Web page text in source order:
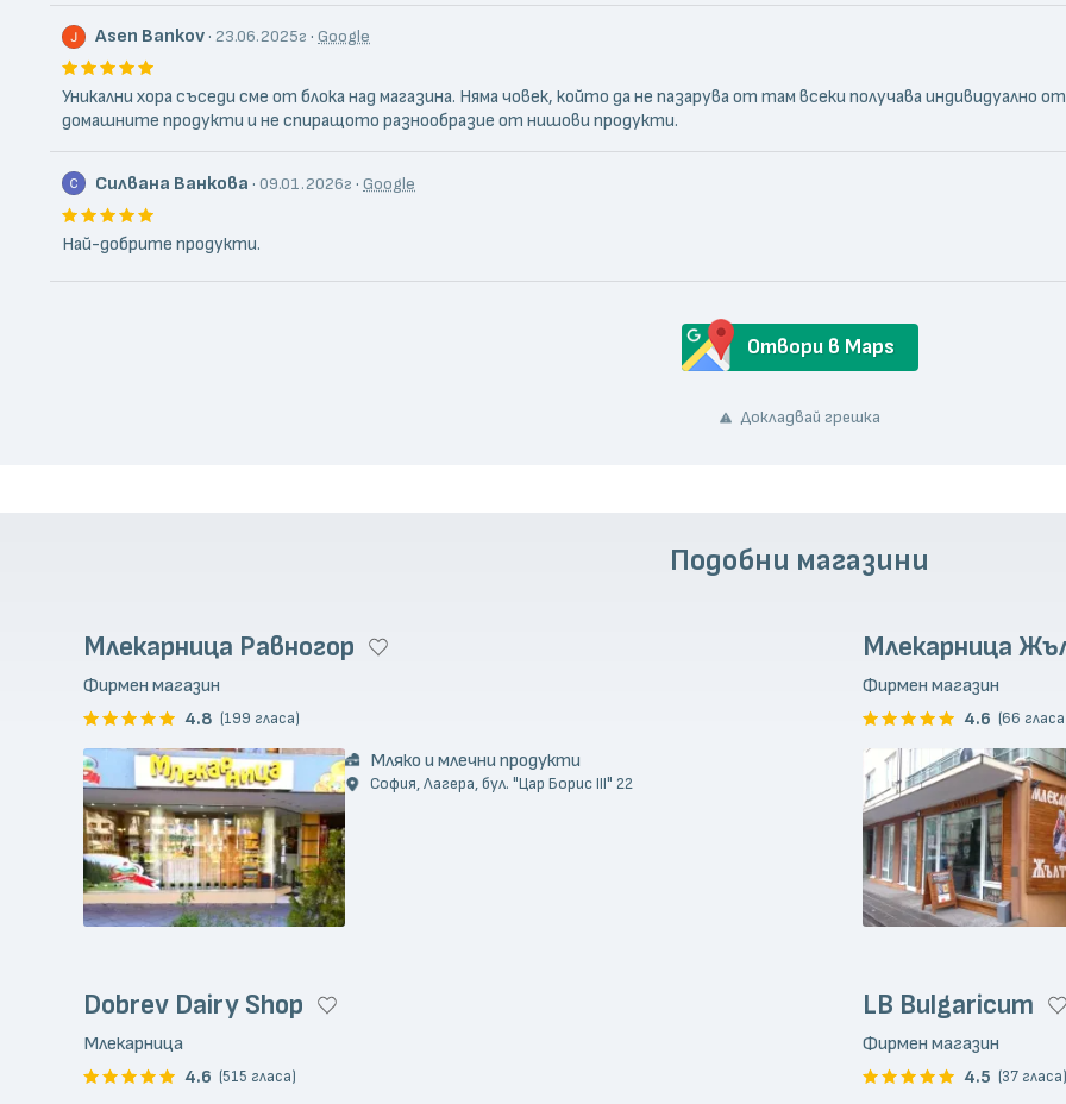
Asen Bankov· 23.06.2025г · Google
Уникални хора съседи сме от блока над магазина. Няма човек, който да не пазарува от там всеки получава индивидуално
домашните продукти и не спиращото разнообразие от нишови продукти.
Силвана Ванкова · 09.01.2026г · Google
Най-добрите продукти.
Отвори в Maps
Докладвай грешка
Подобни магазини
Млекарница Равногор
Фирмен магазин
4.8 (199 гласа)
Мляко и млечни продукти
София, Лагера, бул. "Цар Борис III" 22
Млекарница
Фирмен магазин
4.6 (66
Dobrev Dairy Shop
Млекарница
4.6 (515 гласа)
LB Bulgaricum
Фирмен магазин
4.5 (37 гласа)